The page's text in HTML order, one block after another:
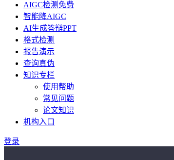
AIGC检测 免费
智能降AIGC
AI生成答辩PPT
格式检测
报告演示
查询真伪
知识专栏
使用帮助
常见问题
论文知识
机构入口
登录